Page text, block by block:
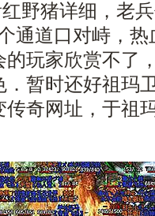
野猪详细，老
通道口对峙，
玩家欣赏不了
暂时还好祖玛
奇网址，于祖